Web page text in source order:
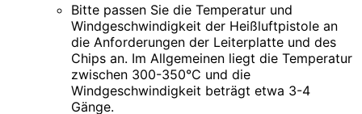
Bitte passen Sie die Temperatur und
Windgeschwindigkeit der Heißluftpistole an
die Anforderungen der Leiterplatte und des
Chips an. Im Allgemeinen liegt die Temperatur
zwischen 300-350°C und die
Windgeschwindigkeit beträgt etwa 3-4
Gänge.